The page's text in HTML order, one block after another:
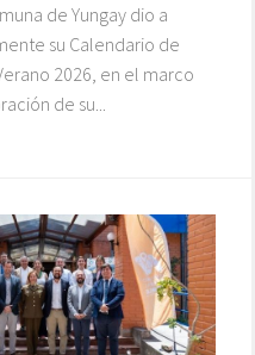
de Yungay dio a
su Calendario de
2026, en el marco
de su...